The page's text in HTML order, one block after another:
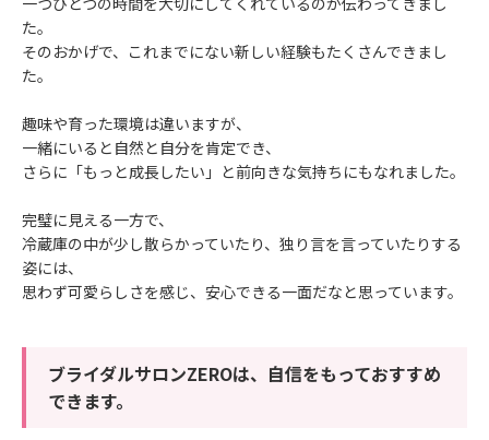
た。
そのおかげで、これまでにない新しい経験もたくさんできまし
た。
趣味や育った環境は違いますが、
一緒にいると自然と自分を肯定でき、
さらに「もっと成長したい」と前向きな気持ちにもなれました。
完璧に見える一方で、
冷蔵庫の中が少し散らかっていたり、独り言を言っていたりする
姿には、
思わず可愛らしさを感じ、安心できる一面だなと思っています。
ブライダルサロンZEROは、自信をもっておすすめ
できます。